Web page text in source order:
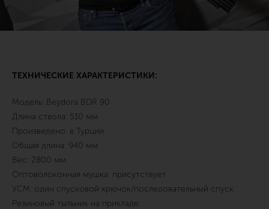
ТЕХНИЧЕСКИЕ ХАРАКТЕРИСТИКИ:
Модель: Beydora BDR 90
Длина ствола: 510 мм
Произведено: в Турции
Общая длина: 940 мм
Вес: 2800 мм
Оптоволоконная мушка: присутствует
УСМ: один спусковой крючок/последовательный спуск.
Резиновый тыльник на прикладе.